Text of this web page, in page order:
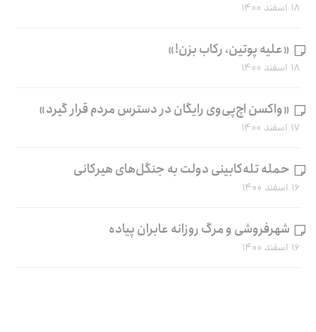
۱۸ اسفند ۱۴۰۰
«علیه پوتین، رکاب بزن!»
۱۸ اسفند ۱۴۰۰
«واکسن اچ‌پی‌وی رایگان در دسترس مردم قرار گیرد»
۱۷ اسفند ۱۴۰۰
حمله تله‌کابینی دولت به جنگل‌های هیرکانی
۱۶ اسفند ۱۴۰۰
شهرفروشی و مرگ روزانه عابران پیاده
۱۶ اسفند ۱۴۰۰